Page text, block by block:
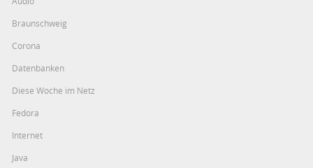
Braunschweig
Corona
Datenbanken
Diese Woche im Netz
Fedora
Internet
Java